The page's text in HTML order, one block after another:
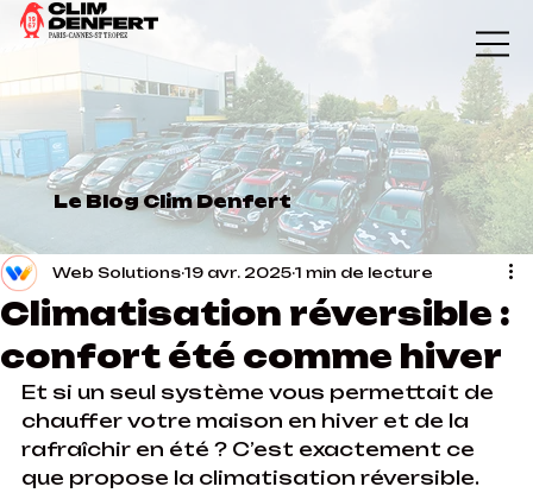
Le Blog Clim Denfert
Climatisation réversible :
confort été comme hiver
Web Solutions19 avr. 20251 min de lecture
Et si un seul système vous permettait de
chauffer votre maison en hiver et de la
rafraîchir en été ? C’est exactement ce
que propose la climatisation réversible.